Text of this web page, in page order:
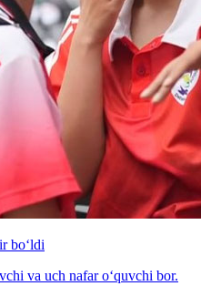
bo‘ldi
va uch nafar o‘quvchi bor.